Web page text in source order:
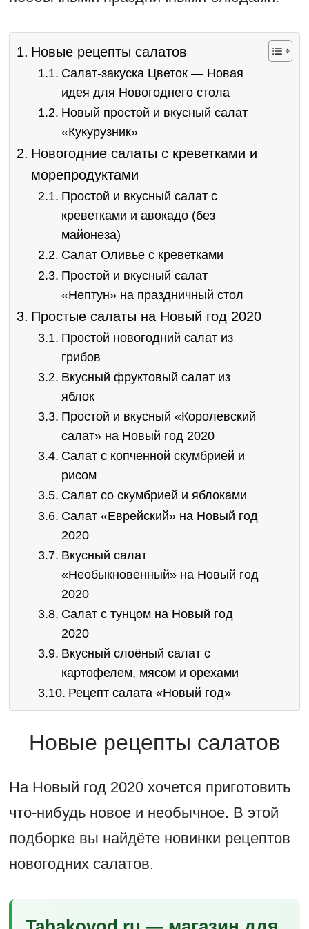
Новые рецепты салатов
Салат-закуска Цветок — Новая
идея для Новогоднего стола
Новый простой и вкусный салат
«Кукурузник»
Новогодние салаты с креветками и
морепродуктами
Простой и вкусный салат с
креветками и авокадо (без
майонеза)
Салат Оливье с креветками
Простой и вкусный салат
«Нептун» на праздничный стол
Простые салаты на Новый год 2020
Простой новогодний салат из
грибов
Вкусный фруктовый салат из
яблок
Простой и вкусный «Королевский
салат» на Новый год 2020
Салат с копченной скумбрией и
рисом
Салат со скумбрией и яблоками
Салат «Еврейский» на Новый год
2020
Вкусный салат
«Необыкновенный» на Новый год
2020
Салат с тунцом на Новый год
2020
Вкусный слоёный салат с
картофелем, мясом и орехами
Рецепт салата «Новый год»
Новые рецепты салатов
На Новый год 2020 хочется приготовить
что-нибудь новое и необычное. В этой
подборке вы найдёте новинки рецептов
новогодних салатов.